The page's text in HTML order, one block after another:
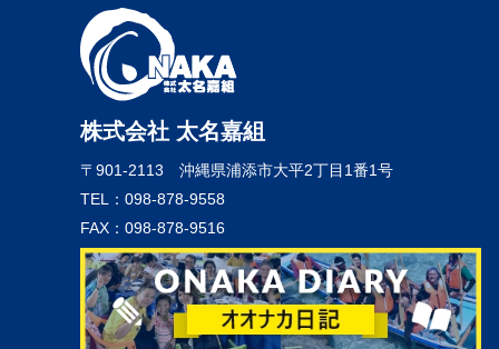
株式会社 太名嘉組
〒901-2113 沖縄県浦添市大平2丁目1番1号
TEL：098-878-9558
FAX：098-878-9516